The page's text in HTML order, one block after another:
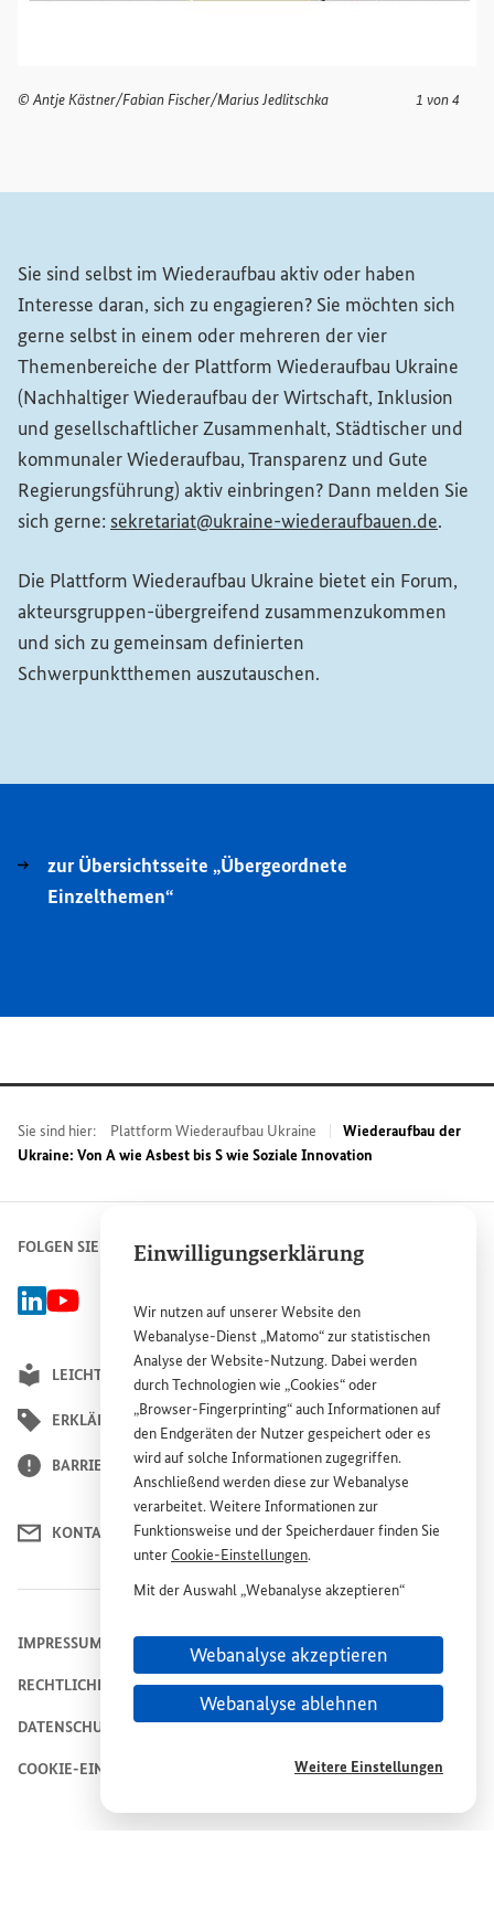
Einwilligungserklärung
Wir nutzen auf unsererWebsite den
Webanalyse-Dienst „Matomo“ zur statistischen
Analyse derWebsite-Nutzung. Dabei werden
durch Technologien wie „Cookies“ oder
„Browser-Fingerprinting“ auch Informationen auf
den Endgeräten der Nutzer gespeichert oder es
wird auf solche Informationen zugegriffen.
Anschließend werden diese zur Webanalyse
verarbeitet. Weitere Informationen zur
Funktionsweise und der Speicherdauer finden Sie
unterCookie-Einstellungen.
Mit der Auswahl „Webanalyse akzeptieren“
Dienstes „Matomo“ auf derWebsite„Plattform
Wiederaufbau Ukraine“ zu. Diese Einwilligung ist
freiwillig, für die Nutzung derWebsitenicht
erforderlich und kann jederzeit für die Zukunft
Webanalyse akzeptieren
Webanalyse ablehnen
Weitere Einstellungen
© Antje Kästner/Fabian Fischer/Marius Jedlitschka 1 von 4
Sie sind selbst im Wiederaufbau aktiv oder haben
Interesse daran, sich zu engagieren? Sie möchten sich
gerne selbst in einem oder mehreren der vier
Themenbereiche der Plattform Wiederaufbau Ukraine
(Nachhaltiger Wiederaufbau der Wirtschaft, Inklusion
und gesellschaftlicher Zusammenhalt, Städtischer und
kommunaler Wiederaufbau, Transparenz und Gute
Regierungsführung) aktiv einbringen? Dann melden Sie
sich gerne: sekretariat@ukraine-wiederaufbauen.de.
Die Plattform Wiederaufbau Ukraine bietet ein Forum,
akteursgruppen-übergreifend zusammenzukommen
und sich zu gemeinsam definierten
Schwerpunktthemen auszutauschen.
zur Übersichtsseite „Übergeordnete
Einzelthemen“
Sie sind hier: Plattform Wiederaufbau Ukraine
Wiederaufbau der
Ukraine: Von A wie Asbest bis S wie Soziale Innovation
FOLGEN SIE UNS
Linked-In Gruppe Plattform Wiederaufbau Ukraine, Externer Link
BMZ Youtube-Kanal, Externer Link
LEICHTE SPRACHE
ERKLÄRUNG ZUR BARRIEREFREIHEIT
BARRIERE MELDEN
KONTAKT
IMPRESSUM
RECHTLICHE HINWEISE
DATENSCHUTZHINWEIS
COOKIE-EINSTELLUNGEN